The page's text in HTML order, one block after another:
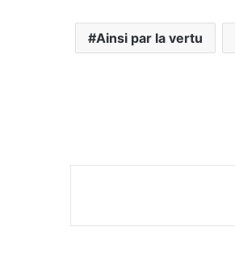
Ainsi par la vertu